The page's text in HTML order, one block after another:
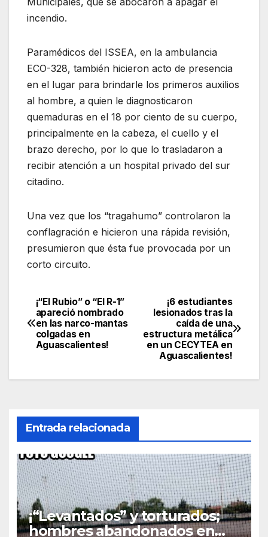
incendio.
Paramédicos del ISSEA, en la ambulancia
ECO-328, también hicieron acto de presencia
en el lugar para brindarle los primeros auxilios
al hombre, a quien le diagnosticaron
quemaduras en el 18 por ciento de su cuerpo,
principalmente en la cabeza, el cuello y el
brazo derecho, por lo que lo trasladaron a
recibir atención a un hospital privado del sur
citadino.
Una vez que los “tragahumo” controlaron la
conflagración e hicieron una rápida revisión,
presumieron que ésta fue provocada por un
corto circuito.
Navegación
de
entradas
¡6 estudiantes
lesionados tras la
caída de una
estructura metálica
en un CECYTEA en
Aguascalientes!
¡“El Rubio” o “El R-1”
apareció nombrado
en las narco-mantas
colgadas en
Aguascalientes!
Entrada relacionada
¡“Levantados” y torturados;
hombres abandonados en